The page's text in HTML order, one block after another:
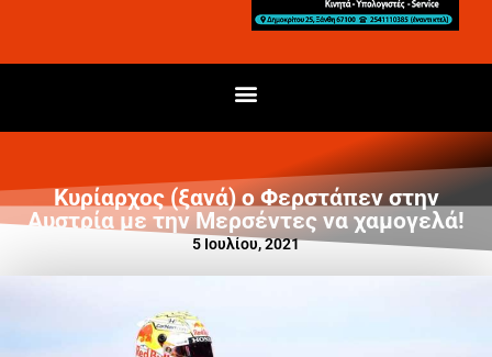
Κυρίαρχος (ξανά) ο Φερστάπεν στην
Αυστρία με την Μερσέντες να χαμογελά!
5 Ιουλίου, 2021